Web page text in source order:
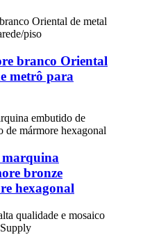
branco Oriental
metrô para
bronze
hexagonal